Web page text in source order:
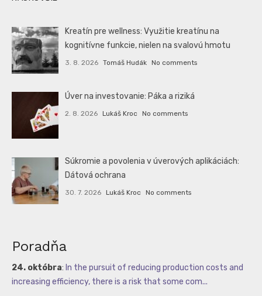
Kreatín pre wellness: Využitie kreatínu na
kognitívne funkcie, nielen na svalovú hmotu
3. 8. 2026 Tomáš Hudák No comments
Úver na investovanie: Páka a riziká
2. 8. 2026 Lukáš Kroc No comments
Súkromie a povolenia v úverových aplikáciách:
Dátová ochrana
30. 7. 2026 Lukáš Kroc No comments
Poradňa
24. októbra: In the pursuit of reducing production costs and
increasing efficiency, there is a risk that some com...